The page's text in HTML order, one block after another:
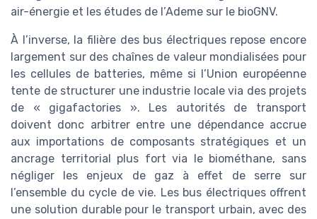
air-énergie et les études de l’Ademe sur le bioGNV.
À l’inverse, la filière des bus électriques repose encore
largement sur des chaînes de valeur mondialisées pour
les cellules de batteries, même si l’Union européenne
tente de structurer une industrie locale via des projets
de « gigafactories ». Les autorités de transport
doivent donc arbitrer entre une dépendance accrue
aux importations de composants stratégiques et un
ancrage territorial plus fort via le biométhane, sans
négliger les enjeux de gaz à effet de serre sur
l’ensemble du cycle de vie. Les bus électriques offrent
une solution durable pour le transport urbain, avec des